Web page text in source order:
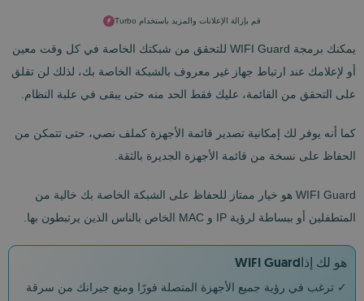
قم بإزالة الإعلانات والمزيد باستخدام Turbo
يمكنك برمجة WIFI Guard للتحقق من شبكتك الخاصة في كل وقت معين
أو لإعلامك عند ارتباط جهاز غير معروف بالشبكة الخاصة بك، لذلك لن تقلق
على التحقق من القائمة، عليك فقط الحد منه حتى يبقى في علبة النظام.
كما أنه يوفر لك إمكانية تصدير قائمة الأجهزة كملف نصي، حتى تتمكن من
الحفاظ على نسخة من قائمة الأجهزة الجديرة بالثقة.
WIFI Guard هو خيار ممتاز للحفاظ على الشبكة الخاصة بك خالية من
المتطفلين أو ببساطة لرؤية IP و MAC الخاص بالناس الذين يرتبطون بها.
هو لك إذاWIFI Guard
✓ ترغب في رؤية جميع الأجهزة المتصلة فورًا ومنع جيرانك من سرقة